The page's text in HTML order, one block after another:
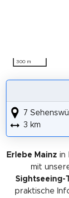
300 m
7
3 km
Erlebe Mainz in
mit
Sightseeing-
praktische